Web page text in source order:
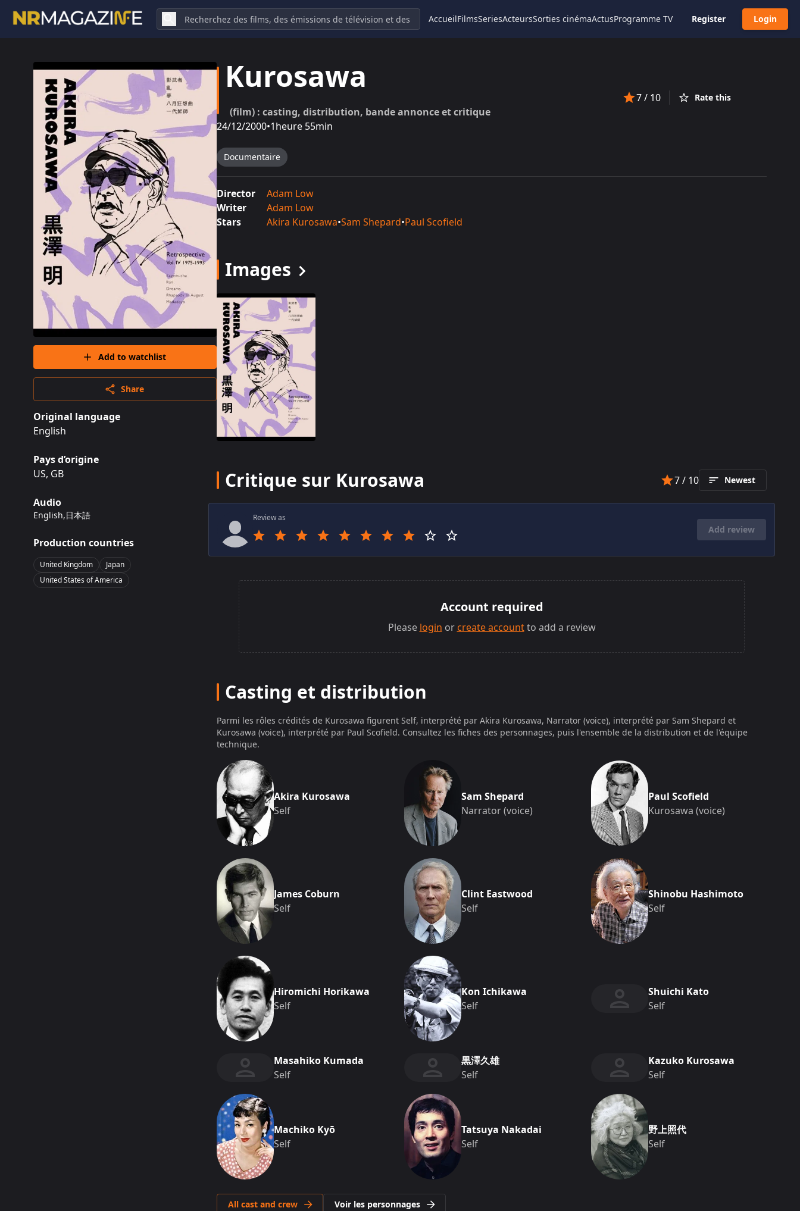
AccueilFilmsSeriesActeursSorties cinémaActusProgramme TV Register Login
Add to watchlist
Share
Original language
English
Pays d’origine
US, GB
Audio
English,日本語
Production countries
United Kingdom
Japan
United States of America
Kurosawa
(film) : casting, distribution, bande annonce et critique
24/12/2000•1heure 55min
7/ 10 Rate this
Documentaire
Director
Adam Low
Writer
Adam Low
Stars
Akira Kurosawa•Sam Shepard•Paul Scofield
Images
Critique sur Kurosawa 7/ 10 Newest
Review as
Add review
Account required
Please login or create accountto add a review
Casting et distribution
Parmi les rôles crédités de Kurosawa figurent Self, interprété par Akira Kurosawa, Narrator (voice), interprété par Sam Shepard et
Kurosawa (voice), interprété par Paul Scofield. Consultez les fiches des personnages, puis l'ensemble de la distribution et de l'équipe
technique.
Akira Kurosawa
Self
Sam Shepard
Narrator (voice)
Paul Scofield
Kurosawa (voice)
James Coburn
Self
Clint Eastwood
Self
Shinobu Hashimoto
Self
Hiromichi Horikawa
Self
Kon Ichikawa
Self
Shuichi Kato
Self
Masahiko Kumada
Self
黒澤久雄
Self
Kazuko Kurosawa
Self
Machiko Kyō
Self
Tatsuya Nakadai
Self
野上照代
Self
All cast and crew Voir les personnages